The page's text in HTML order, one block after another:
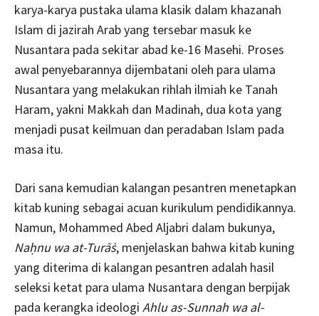
karya-karya pustaka ulama klasik dalam khazanah
Islam di jazirah Arab yang tersebar masuk ke
Nusantara pada sekitar abad ke-16 Masehi. Proses
awal penyebarannya dijembatani oleh para ulama
Nusantara yang melakukan rihlah ilmiah ke Tanah
Haram, yakni Makkah dan Madinah, dua kota yang
menjadi pusat keilmuan dan peradaban Islam pada
masa itu.
Dari sana kemudian kalangan pesantren menetapkan
kitab kuning sebagai acuan kurikulum pendidikannya.
Namun, Mohammed Abed Aljabri dalam bukunya,
Naḥnu wa at-Turāṡ, menjelaskan bahwa kitab kuning
yang diterima di kalangan pesantren adalah hasil
seleksi ketat para ulama Nusantara dengan berpijak
pada kerangka ideologi Ahlu as-Sunnah wa al-